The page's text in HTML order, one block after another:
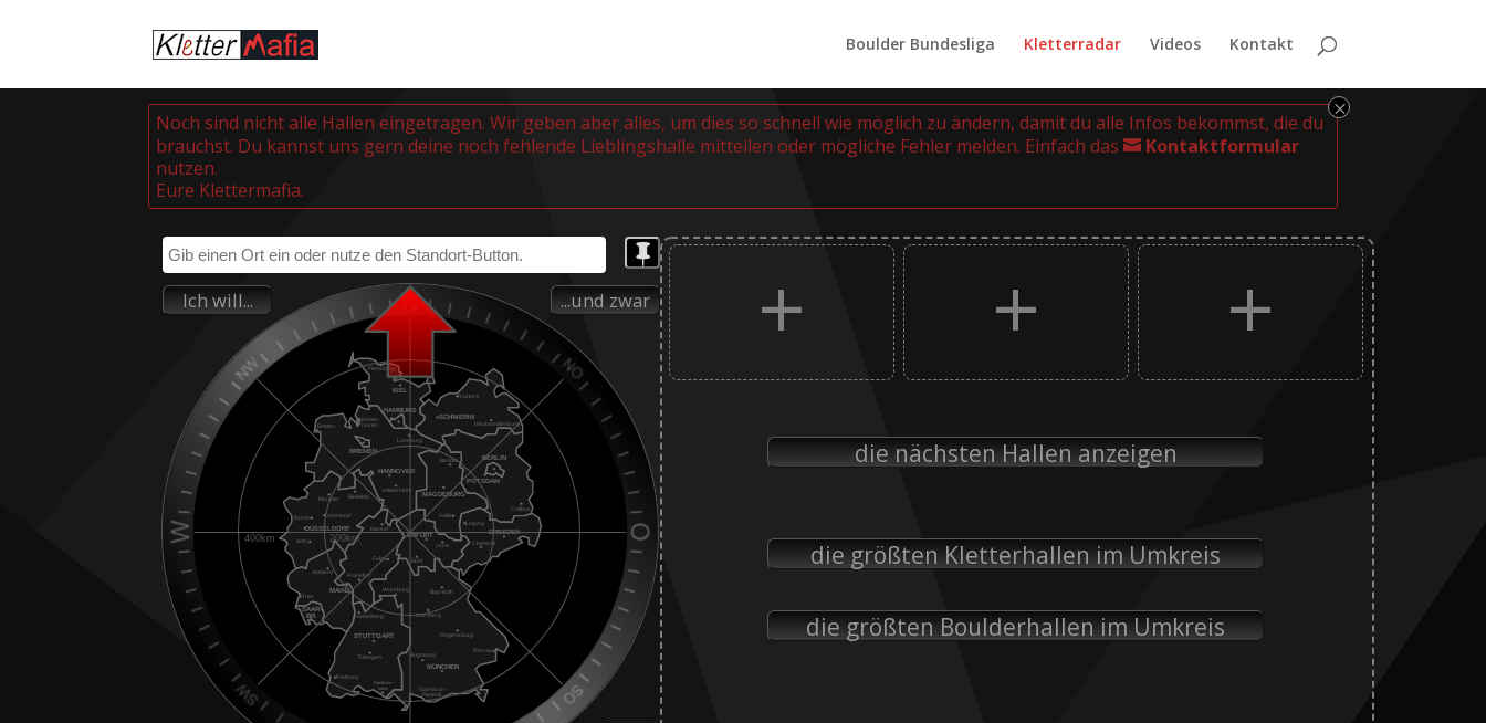
Boulder Bundesliga Kletterradar Videos Kontakt
Noch sind nicht alle Hallen eingetragen. Wir geben aber alles, um dies so schnell wie möglich zu ändern, damit du alle Infos bekommst, die du
brauchst. Du kannst uns gern deine noch fehlende Lieblingshalle mitteilen oder mögliche Fehler melden. Einfach das Kontaktformular
nutzen.
Eure Klettermafia.
M

200km
400km
Ich will... ...und zwar + + +
die nächsten Hallen anzeigen
die größten Kletterhallen im Umkreis
die größten Boulderhallen im Umkreis